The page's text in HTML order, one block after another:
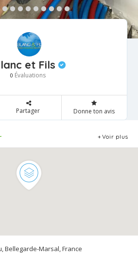
et Fils
0 Évaluations
Partager Donne ton avis
Voir plus
Bellegarde-Marsal, France